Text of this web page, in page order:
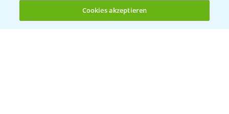
(noch 4)
Cookies akzeptieren